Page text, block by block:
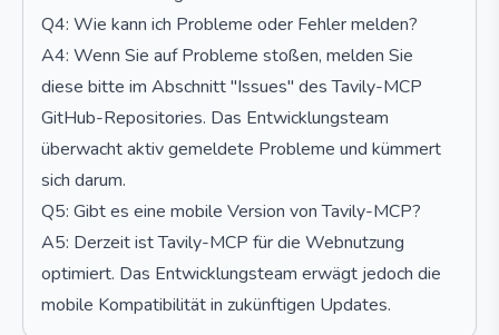
Q4: Wie kann ich Probleme oder Fehler melden?
A4: Wenn Sie auf Probleme stoßen, melden Sie
diese bitte im Abschnitt "Issues" des Tavily-MCP
GitHub-Repositories. Das Entwicklungsteam
überwacht aktiv gemeldete Probleme und kümmert
sich darum.
Q5: Gibt es eine mobile Version von Tavily-MCP?
A5: Derzeit ist Tavily-MCP für die Webnutzung
optimiert. Das Entwicklungsteam erwägt jedoch die
mobile Kompatibilität in zukünftigen Updates.